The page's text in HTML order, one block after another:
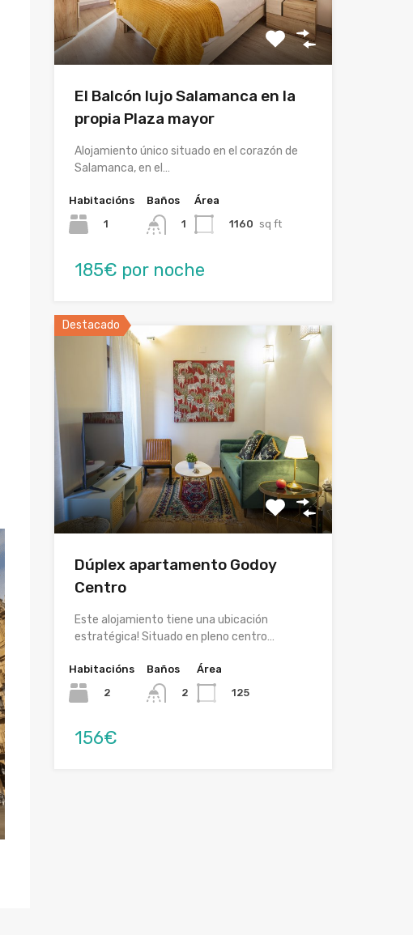
El Balcón lujo Salamanca en la
propia Plaza mayor
Alojamiento único situado en el corazón de
Salamanca, en el…
Habitacións
1
Baños
1
Área
1160 sq ft
185€ por noche
Destacado
Dúplex apartamento Godoy
Centro
Este alojamiento tiene una ubicación
estratégica! Situado en pleno centro…
Habitacións
2
Baños
2
Área
125
156€